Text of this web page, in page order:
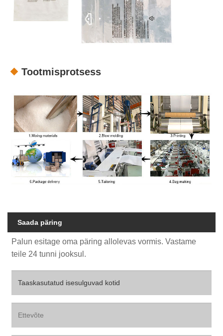
Tootmisprotsess
Saada päring
Palun esitage oma päring allolevas vormis. Vastame
teile 24 tunni jooksul.